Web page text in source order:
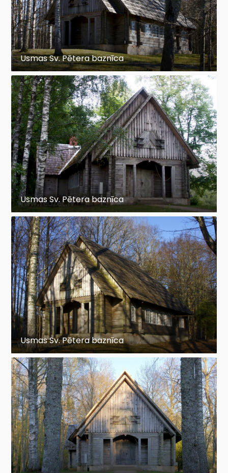
Usmas Sv. Pētera baznīca
Usmas Sv. Pētera baznīca
Usmas Sv. Pētera baznīca